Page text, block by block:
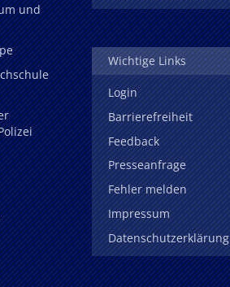
und
Wichtige Links
Login
Barrierefreiheit
Feedback
Presseanfrage
Fehler melden
Impressum
Datenschutzerklärung